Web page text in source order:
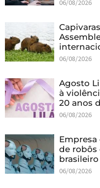
06/08/2026
06/08/2026
Agosto
à
20 anos
06/08/2026
de robôs
brasileiro
06/08/2026